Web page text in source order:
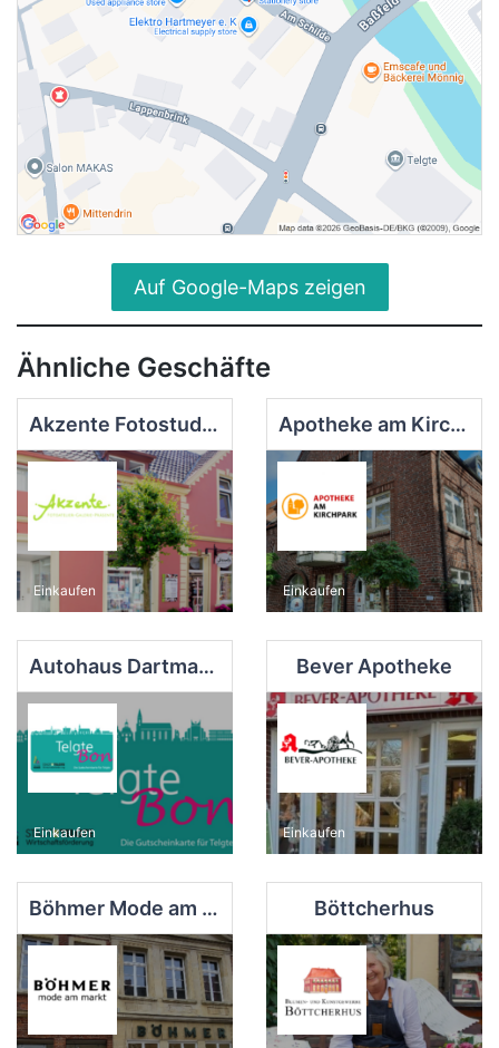
Auf Google-Maps zeigen
Ähnliche Geschäfte
Akzente Fotostudio - Galerie - Präsente
Einkaufen
Apotheke am Kirchpark
Einkaufen
Autohaus Dartmann GmbH
Einkaufen
Bever Apotheke
Einkaufen
Böhmer Mode am Markt Böttcherhus